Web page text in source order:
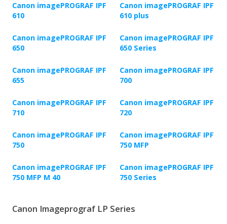
Canon imagePROGRAF IPF
610
Canon imagePROGRAF IPF
610 plus
Canon imagePROGRAF IPF
650
Canon imagePROGRAF IPF
650 Series
Canon imagePROGRAF IPF
655
Canon imagePROGRAF IPF
700
Canon imagePROGRAF IPF
710
Canon imagePROGRAF IPF
720
Canon imagePROGRAF IPF
750
Canon imagePROGRAF IPF
750 MFP
Canon imagePROGRAF IPF
750 MFP M 40
Canon imagePROGRAF IPF
750 Series
Canon Imageprograf LP Series